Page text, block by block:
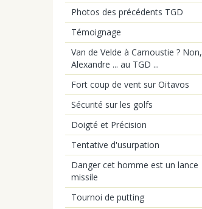
Photos des précédents TGD
Témoignage
Van de Velde à Carnoustie ? Non,
Alexandre ... au TGD ...
Fort coup de vent sur Oïtavos
Sécurité sur les golfs
Doigté et Précision
Tentative d'usurpation
Danger cet homme est un lance
missile
Tournoi de putting